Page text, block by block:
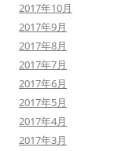
2017年10月
2017年9月
2017年8月
2017年7月
2017年6月
2017年5月
2017年4月
2017年3月